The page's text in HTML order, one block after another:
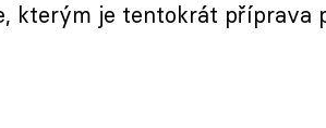
kterým je tentokrát příprava